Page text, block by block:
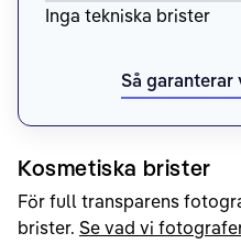
Inga tekniska brister
Så
Kosmetiska brister
För full transparens
brister. Se vad vi